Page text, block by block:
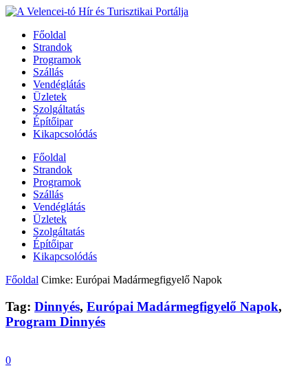
Főoldal
Strandok
Programok
Szállás
Vendéglátás
Üzletek
Szolgáltatás
Építőipar
Kikapcsolódás
Főoldal
Strandok
Programok
Szállás
Vendéglátás
Üzletek
Szolgáltatás
Építőipar
Kikapcsolódás
Főoldal Cimke: Európai Madármegfigyelő Napok
Tag: Dinnyés, Európai Madármegfigyelő Napok,
Program Dinnyés
0